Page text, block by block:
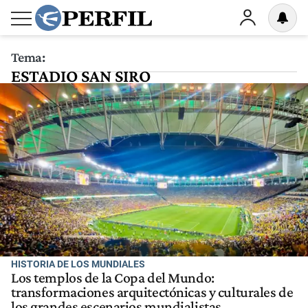
Tema:
ESTADIO SAN SIRO
HISTORIA DE LOS MUNDIALES
Los templos de la Copa del Mundo:
transformaciones arquitectónicas y culturales de